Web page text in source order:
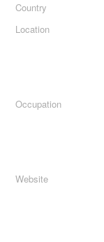
Country
Location
Occupation
Website